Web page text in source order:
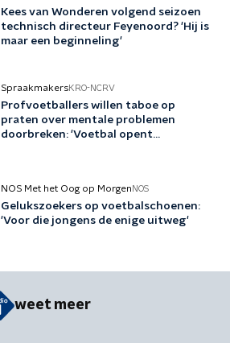
Kees van Wonderen volgend seizoen
technisch directeur Feyenoord? 'Hij is
maar een beginneling'
SpraakmakersKRO-NCRV
Profvoetballers willen taboe op
praten over mentale problemen
doorbreken: 'Voetbal opent
NOS Met het Oog op Morgen NOS
Gelukszoekers op voetbalschoenen:
'Voor die jongens de enige uitweg'
weet meer